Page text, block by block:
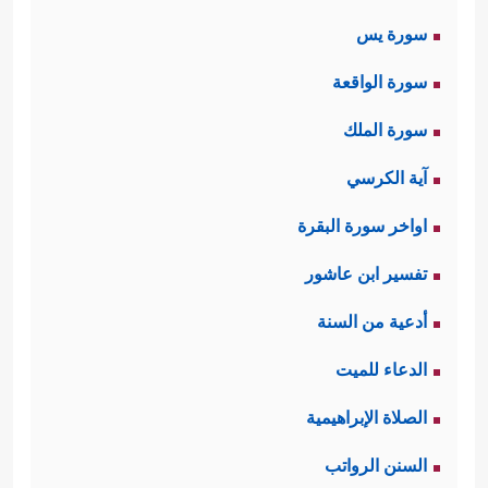
الدعوة في كلِّ زمانٍ ومكانٍ، وإن كانت
صورة الخطاب خاصَّة به
ثانيًا: بعد هذا الاستهلال في تعظيم شأن
الدعوة وبيان شروطها، وصفات القائمين
عليها، انتقلت السورة إلى أولئك الذين
أوقَفوا أنفسهم للصدِّ عن هذه الدعوة
وتشويهها، تُهدِّدهم وتتوعَّدهم بالعذاب
الشديد:﴿فَإِذَا نُقِرَ فِی ٱلنَّاقُورِ
یَوۡمٌ عَسِیرٌ﴿٩﴾
سورة يس
سورة الواقعة
سورة الملك
آية الكرسي
اواخر سورة البقرة
تفسير ابن عاشور
أدعية من السنة
الدعاء للميت
الصلاة الإبراهيمية
السنن الرواتب